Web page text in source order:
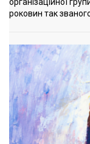
роковин так званого